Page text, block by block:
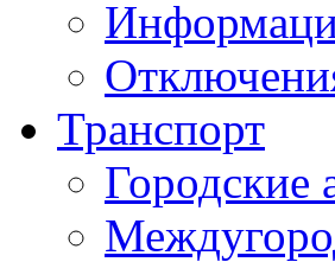
Транспорт
Городские